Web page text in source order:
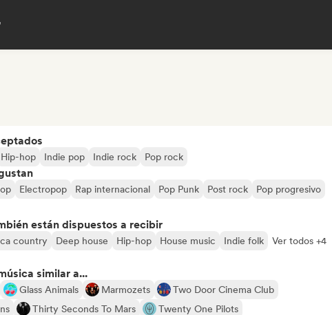
Hip-hop Indie pop Indie rock Pop rock
Electropop Rap internacional Pop Punk Post rock
Pop progresivo
están dispuestos a recibir
country Deep house Hip-hop House music Indie folk Ver todos +4
similar a...
Glass Animals Marmozets
Two Door Cinema Club
Thirty Seconds To Mars
Twenty One Pilots